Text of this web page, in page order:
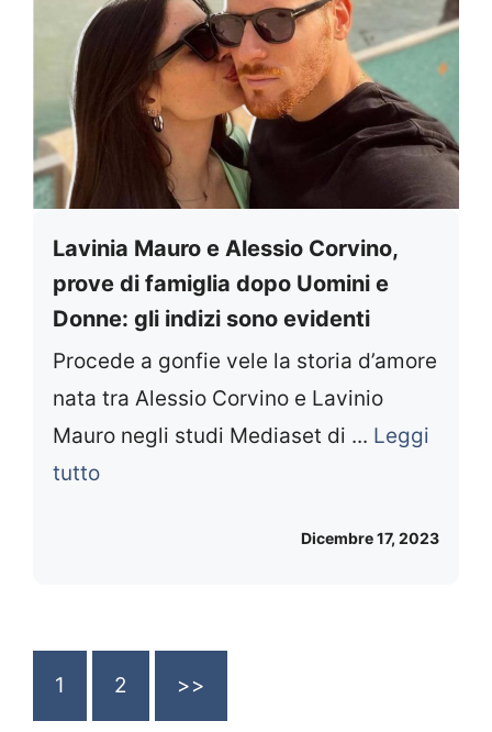
Lavinia Mauro e Alessio Corvino,
prove di famiglia dopo Uomini e
Donne: gli indizi sono evidenti
Procede a gonfie vele la storia d’amore
nata tra Alessio Corvino e Lavinio
Mauro negli studi Mediaset di ... Leggi
tutto
Dicembre 17, 2023
1 2 >>